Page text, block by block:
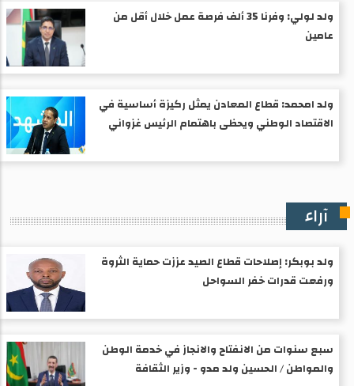
ولد لولي: وفرنا 35 ألف فرصة عمل خلال أقل من
عامين
ولد امحمد: قطاع المعادن يمثل ركيزة أساسية في
الاقتصاد الوطني ويحظى باهتمام الرئيس غزواني
آراء
ولد بوبكر: إصلاحات قطاع الصيد عززت حماية الثروة
ورفعت قدرات خفر السواحل
سبع سنوات من الانفتاح والانجاز في خدمة الوطن
والمواطن / الحسين ولد مدو - وزير الثقافة